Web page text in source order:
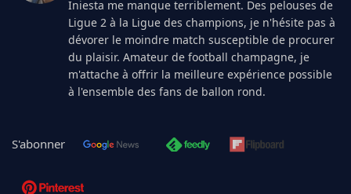
Iniesta me manque terriblement. Des pelouses de
Ligue 2 à la Ligue des champions, je n'hésite pas à
dévorer le moindre match susceptible de procurer
du plaisir. Amateur de football champagne, je
m'attache à offrir la meilleure expérience possible
à l'ensemble des fans de ballon rond.
S'abonner